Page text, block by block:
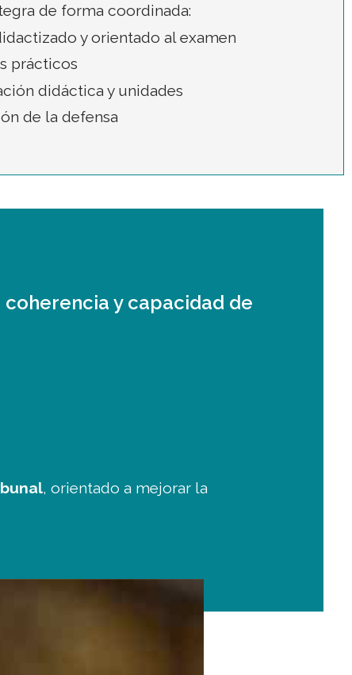
de forma coordinada:
y orientado al examen
prácticos
didáctica y unidades
de la defensa
y capacidad de
, orientado a mejorar la